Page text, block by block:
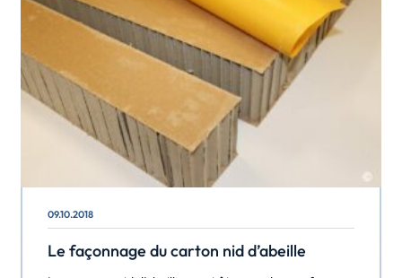
09.10.2018
Le façonnage du carton nid d’abeille